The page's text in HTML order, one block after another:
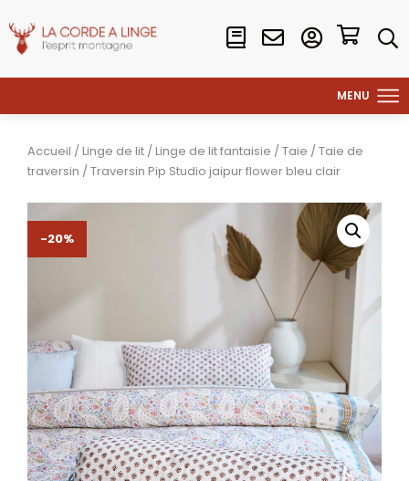
Accueil / Linge de lit / Linge de lit fantaisie /Taie /Taie de
traversin / Traversin Pip Studio jaipur flower bleu clair
-20%
-20%